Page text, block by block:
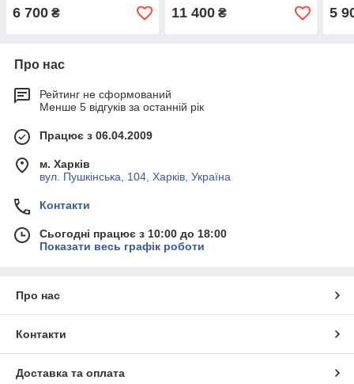
6 700 ₴ 11 400₴ 5
Про нас
Рейтинг не сформований
Менше 5 відгуків за останній рік
Працює з 06.04.2009
м. Харків
вул. Пушкінська, 104, Харків, Україна
Контакти
Сьогодні працює з 10:00 до 18:00
Показати весь графік роботи
Про нас
Контакти
Доставка та оплата